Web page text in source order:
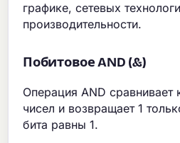
графике, сетевых
производительности.
Побитовое AND (&)
Операция AND сравнивает
чисел и возвращает 1
бита равны 1.